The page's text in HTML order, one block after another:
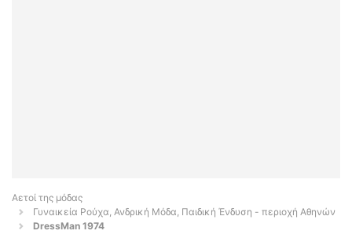
Αετοί της μόδας
Γυναικεία Ρούχα, Ανδρική Μόδα, Παιδική Ένδυση - περιοχή Αθηνών
DressMan 1974